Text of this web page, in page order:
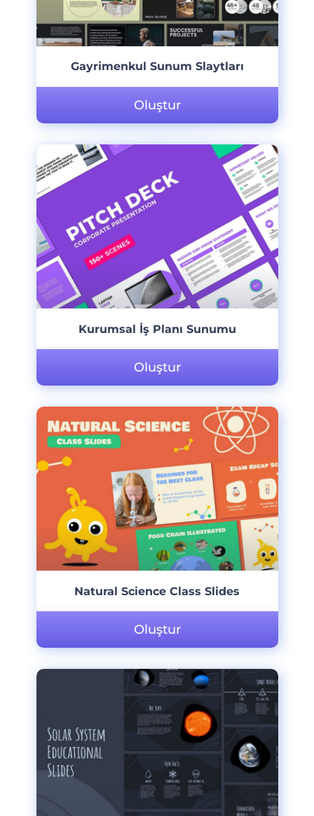
Gayrimenkul Sunum Slaytları
Oluştur
Kurumsal İş Planı Sunumu
Oluştur
Natural Science Class Slides
Oluştur